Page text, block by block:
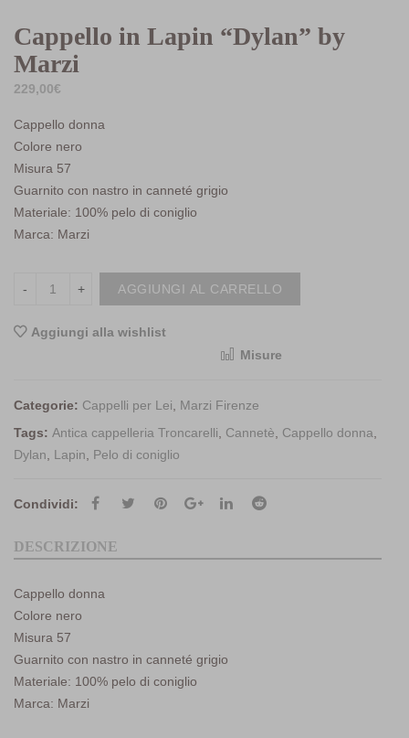
Cappello in Lapin “Dylan” by
Marzi
229,00€
Cappello donna
Colore nero
Misura 57
Guarnito con nastro in canneté grigio
Materiale: 100% pelo di coniglio
Marca: Marzi
AGGIUNGI AL CARRELLO
Aggiungi alla wishlist
Misure
Categorie: Cappelli per Lei, Marzi Firenze
Tags: Antica cappelleria Troncarelli, Cannetè, Cappello donna,
Dylan, Lapin, Pelo di coniglio
Condividi:
DESCRIZIONE
Cappello donna
Colore nero
Misura 57
Guarnito con nastro in canneté grigio
Materiale: 100% pelo di coniglio
Marca: Marzi